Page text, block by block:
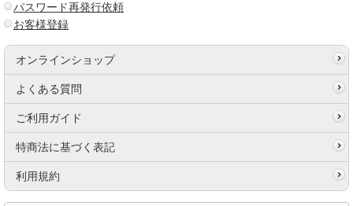
パスワード再発行依頼
お客様登録
オンラインショップ
よくある質問
ご利用ガイド
特商法に基づく表記
利用規約